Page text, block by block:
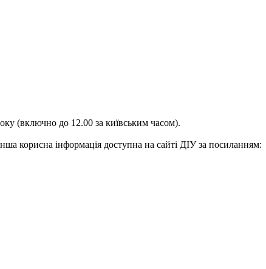
(включно до 12.00 за київським часом).
корисна інформація доступна на сайті ДІУ за посиланням: